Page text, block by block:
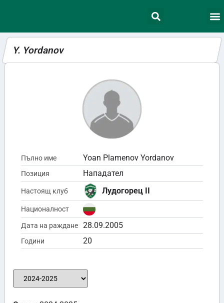
Y. Yordanov
Пълно име Yoan Plamenov Yordanov
Позиция Нападател
Настоящ клуб Лудогорец II
Националност
Дата на раждане 28.09.2005
Години 20